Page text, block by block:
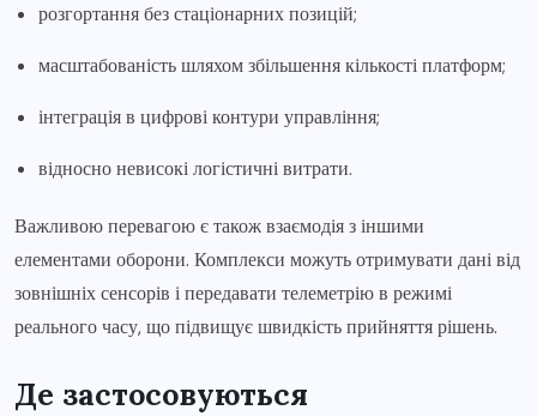
розгортання без стаціонарних позицій;
масштабованість шляхом збільшення кількості платформ;
інтеграція в цифрові контури управління;
відносно невисокі логістичні витрати.
Важливою перевагою є також взаємодія з іншими
елементами оборони. Комплекси можуть отримувати дані від
зовнішніх сенсорів і передавати телеметрію в режимі
реального часу, що підвищує швидкість прийняття рішень.
Де застосовуються